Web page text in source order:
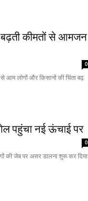
बढ़ती कीमतों से आमजन
0
से आम लोगों और किसानों की चिंता बढ़
पहुंचा नई ऊंचाई पर
0
की जेब पर असर डालना शुरू कर दिया